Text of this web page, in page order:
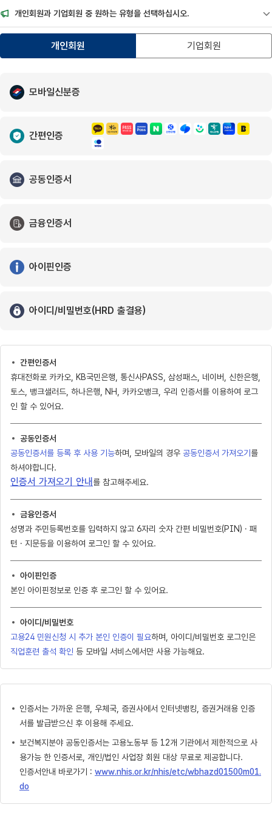
개인회원과 기업회원 중 원하는 유형을 선택하십시오.
개인회원 기업회원
모바일신분증
간편인증
공동인증서
금융인증서
아이핀인증
아이디/비밀번호(HRD 출결용)
간편인증서
휴대전화로 카카오, KB국민은행, 통신사PASS, 삼성패스, 네이버, 신한은행,
토스, 뱅크샐러드, 하나은행, NH, 카카오뱅크, 우리 인증서를 이용하여 로그
인 할 수 있어요.
공동인증서
공동인증서를 등록 후 사용 기능하며, 모바일의 경우 공동인증서 가져오기 를
하셔야합니다.
인증서 가져오기 안내 를 참고해주세요.
금융인증서
성명과 주민등록번호를 입력하지 않고 6자리 숫자 간편 비밀번호(PIN) · 패
턴 · 지문등을 이용하여 로그인 할 수 있어요.
아이핀인증
본인 아이핀정보로 인증 후 로그인 할 수 있어요.
아이디/비밀번호
고용24 민원신청 시 추가 본인 인증이 필요하며, 아이디/비밀번호 로그인은
직업훈련 출석 확인 등 모바일 서비스에서만 사용 가능해요.
인증서는 가까운 은행, 우체국, 증권사에서 인터넷뱅킹, 증권거래용 인증
서를 발급받으신 후 이용해 주세요.
보건복지분야 공동인증서는 고용노동부 등 12개 기관에서 제한적으로 사
용가능 한 인증서로, 개인/법인 사업장 회원 대상 무료로 제공합니다.
인증서안내 바로가기 : www.nhis.or.kr/nhis/etc/wbhazd01500m01.
do